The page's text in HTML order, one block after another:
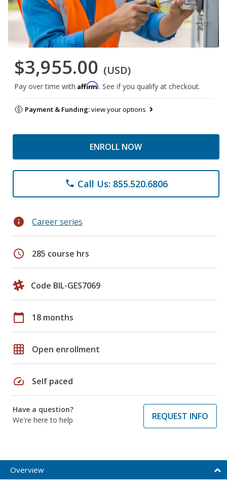
$3,955.00 (USD)
Pay over time with Affirm. See if you qualify at checkout.
Payment & Funding:view your options
ENROLL NOW
phone Call Us: 855.520.6806
info Career series
schedule 285 course hrs
Code BIL-GES7069
calendar_today 18 months
grid_on Open enrollment
speed Self paced
Have a question?
We're here to help
REQUEST INFO
Overview